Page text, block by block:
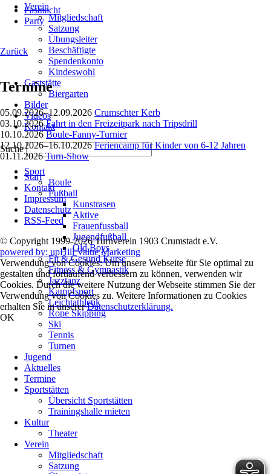
Verein
Mitgliedschaft
Satzung
Übungsleiter
Beschäftigte
Spendenkonto
Kindeswohl
Gaststätte
Biergarten
Bilder
Videos
Kontakt
Suche
Navigation
überspringen
Sport
Boule
Fußball
Kunstrasen
Aktive
Frauenfussball
Jugendfußball
Old Boys
Fit & Gesund Kurse
Fitness & Gymnastik
Jazztanz
Kampfsport
Leichtathletik
Rope Skipping
Ski
Tennis
Turnen
Jugend
Aktuelles
Termine
Sportstätten
Übersicht Sportstätten
Trainingshalle mieten
Kultur
Theater
Verein
Mitgliedschaft
Satzung
Fastnacht
Party
Zurück
Termine
05.09.2026–12.09.2026 Crumschter Kerb
03.10.2026 Fahrt in den Freizeitpark nach Tripsdrill
10.10.2026 Boule-Fanny-Turnier
12.10.2026–16.10.2026 Feriencamp für Kinder von 6-12 Jahren
01.11.2026 Turn-Show
Navigation
überspringen
Start
Kontakt
Impressum
Datenschutz
RSS-Feed
© Copyright 1999-2026 Turnverein 1903 Crumstadt e.V.
powered by: upHill Value Marketing
Verwendung von Cookies: Um unsere Webseite für Sie optimal zu
gestalten und fortlaufend verbessern zu können, verwenden wir
Cookies. Durch die weitere Nutzung der Webseite stimmen Sie der
Verwendung von Cookies zu. Weitere Informationen zu Cookies
erhalten Sie in unsererDatenschutzerklärung.
OK